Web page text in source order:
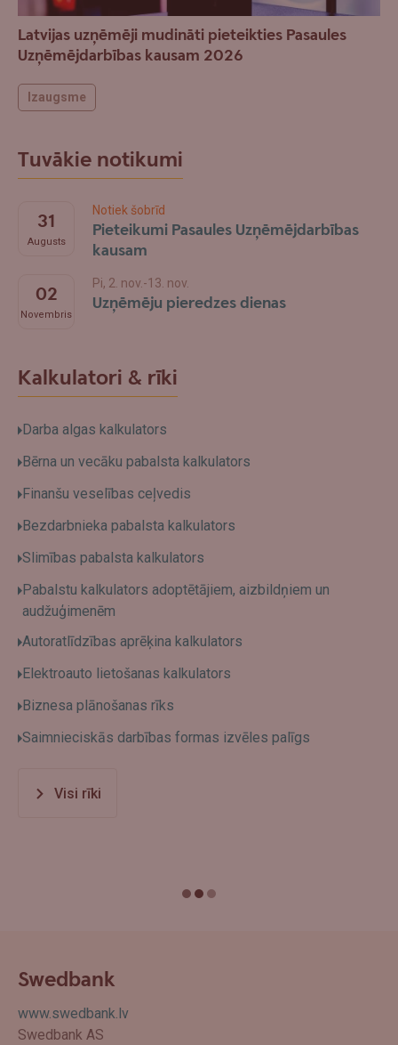
Latvijas uzņēmēji mudināti pieteikties Pasaules
Uzņēmējdarbības kausam 2026
Izaugsme
Tuvākie notikumi
31
Augusts
Notiek šobrīd
Pieteikumi Pasaules Uzņēmējdarbības
kausam
02
Novembris
Pi, 2. nov.-13. nov.
Uzņēmēju pieredzes dienas
Kalkulatori & rīki
Darba algas kalkulators
Bērna un vecāku pabalsta kalkulators
Finanšu veselības ceļvedis
Bezdarbnieka pabalsta kalkulators
Slimības pabalsta kalkulators
Pabalstu kalkulators adoptētājiem, aizbildņiem un
audžuģimenēm
Autoratlīdzības aprēķina kalkulators
Elektroauto lietošanas kalkulators
Biznesa plānošanas rīks
Saimnieciskās darbības formas izvēles palīgs
Visi rīki
Swedbank
www.swedbank.lv
Swedbank AS